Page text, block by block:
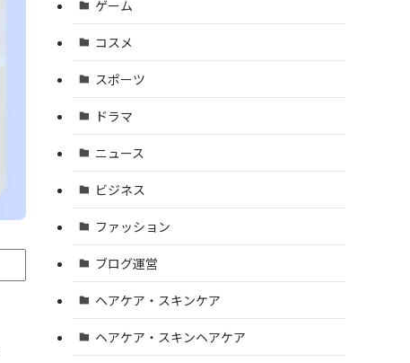
ゲーム
コスメ
スポーツ
ドラマ
ニュース
ビジネス
ファッション
ブログ運営
ヘアケア・スキンケア
ヘアケア・スキンヘアケア